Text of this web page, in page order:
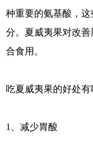
种重要的氨基酸，
分。夏威夷果对改
合食用。
吃夏威夷果的好处有
1、减少胃酸